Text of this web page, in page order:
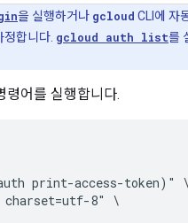
을 실행하거나 gcloud CLI에 자
합니다. gcloud auth list를
령어를 실행합니다.
print-access-token)" \
8" \